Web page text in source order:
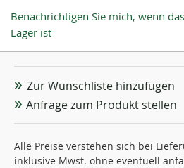
Benachrichtigen Sie mich, wenn
Lager ist
Zur Wunschliste hinzufügen
Anfrage zum Produkt stellen
Alle Preise verstehen sich bei
inklusive Mwst. ohne eventuell